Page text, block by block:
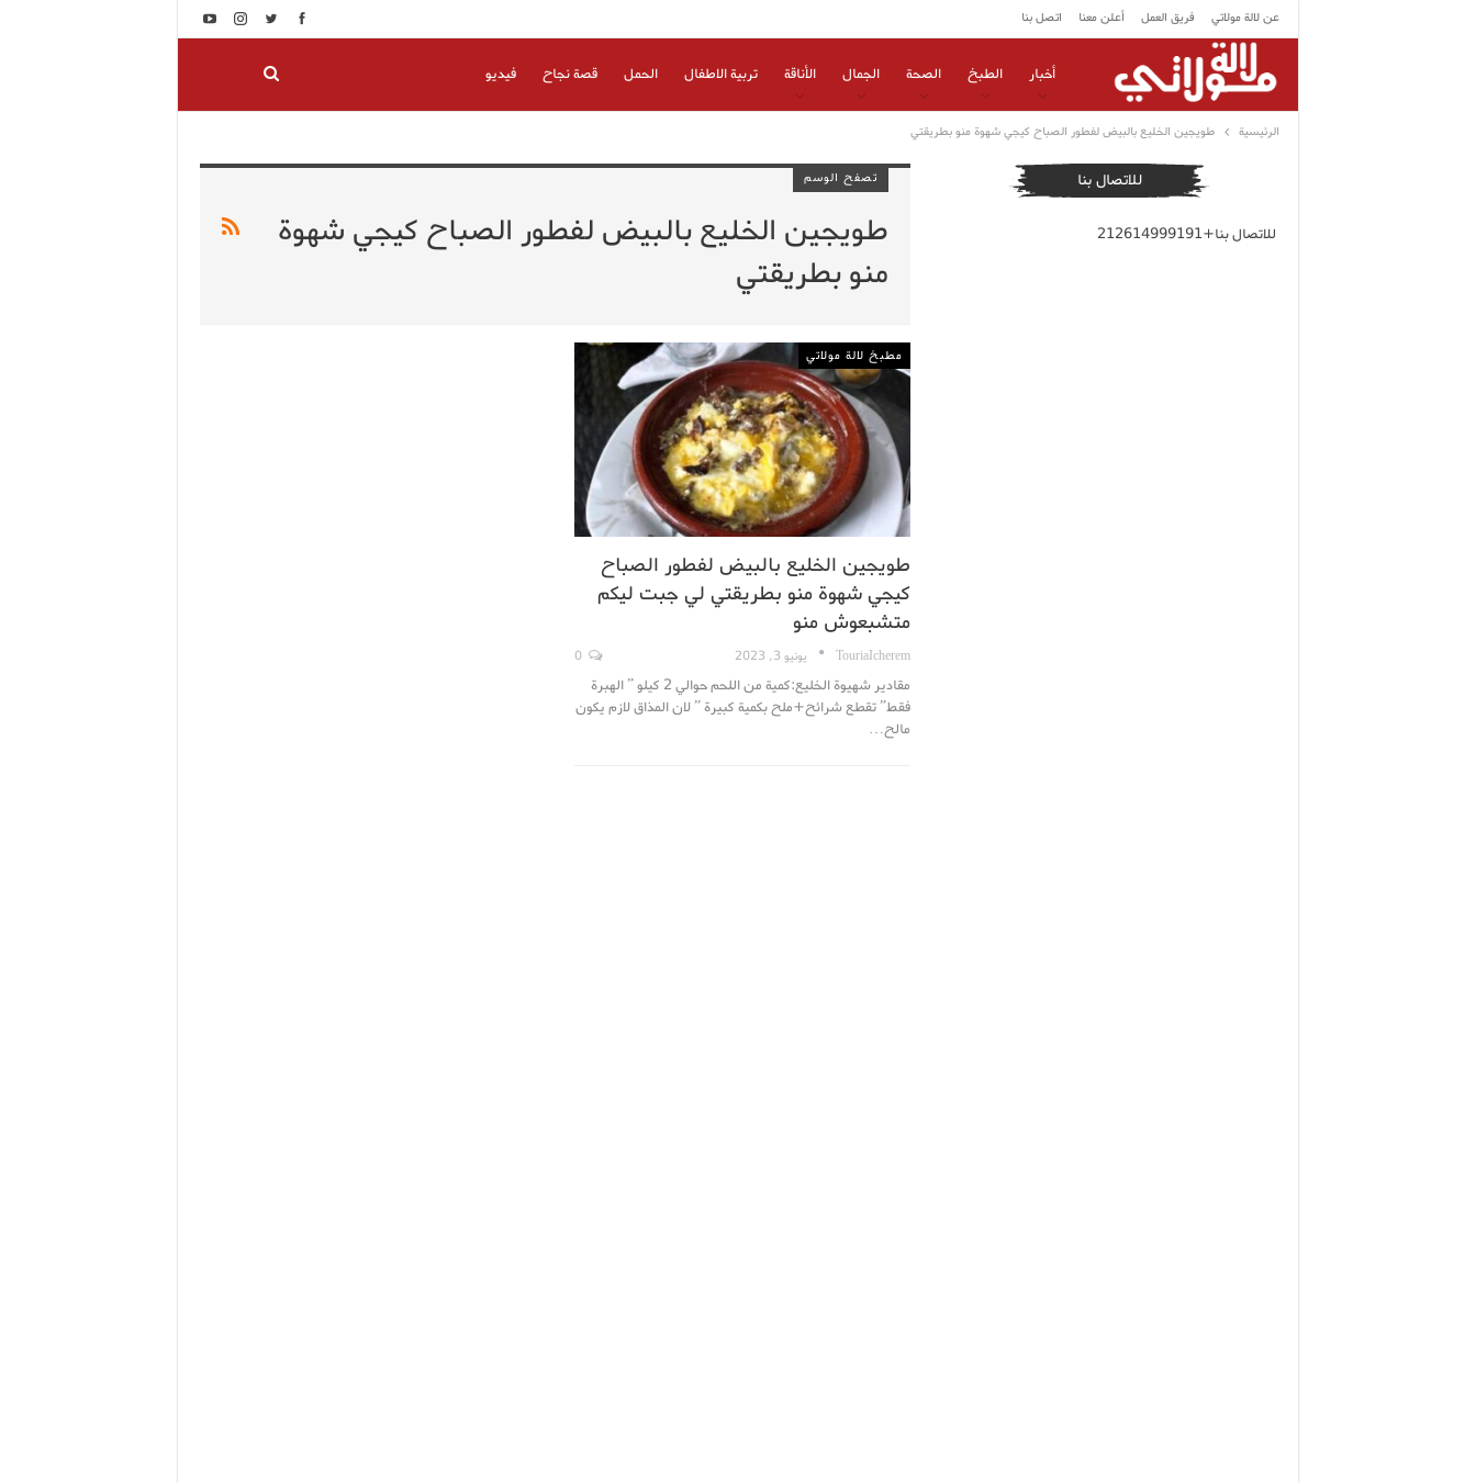
عن لالة مولاتي فريق العمل أعلن معنا اتصل بنا
أخبار الطبخ الصحة الجمال الأناقة تربية الاطفال الحمل قصة نجاح فيديو
الرئيسية طويجين الخليع بالبيض لفطور الصباح كيجي شهوة منو بطريقتي
تصفح الوسم
طويجين الخليع بالبيض لفطور الصباح كيجي شهوة
منو بطريقتي
مطبخ لالة مولاتي
طويجين الخليع بالبيض لفطور الصباح
كيجي شهوة منو بطريقتي لي جبت ليكم
متشبعوش منو
TouriaIcherem يونيو 3, 2023
مقادير شهيوة الخليع:كمية من اللحم حوالي 2 كيلو ” الهبرة
فقط” تقطع شرائح+ملح بكمية كبيرة ” لان المذاق لازم يكون
مالح…
للاتصال بنا
للاتصال بنا+212614999191